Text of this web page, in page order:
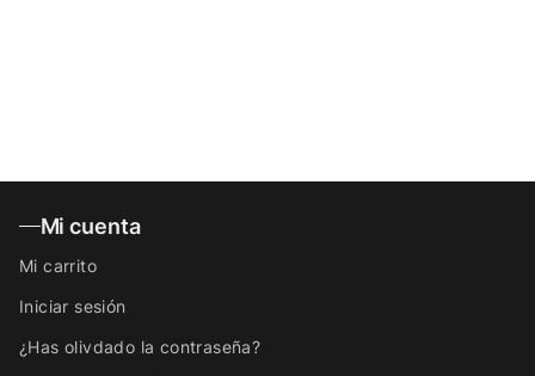
Mi cuenta
Mi carrito
Iniciar sesión
¿Has olivdado la contraseña?